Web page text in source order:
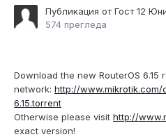
Публикация от Гост12
574 прегледа
Download the new RouterOS
network: http://
6.15.torrent
Otherwise please visit http://
exact version!